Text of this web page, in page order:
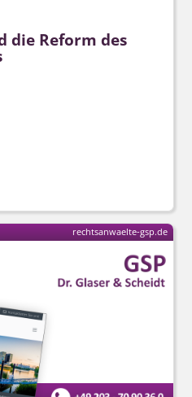
die Reform des
rechtsanwaelte-gsp.de